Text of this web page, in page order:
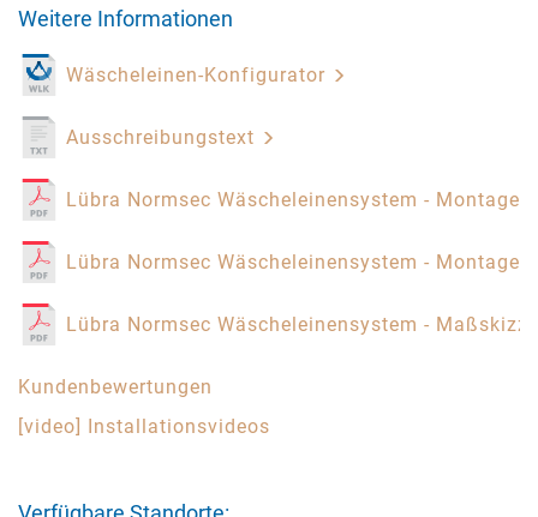
Weitere Informationen
Wäscheleinen-Konfigurator
Ausschreibungstext
Lübra Normsec Wäscheleinensystem -
Lübra Normsec Wäscheleinensystem -
Lübra Normsec Wäscheleinensystem -
Kundenbewertungen
[video] Installationsvideos